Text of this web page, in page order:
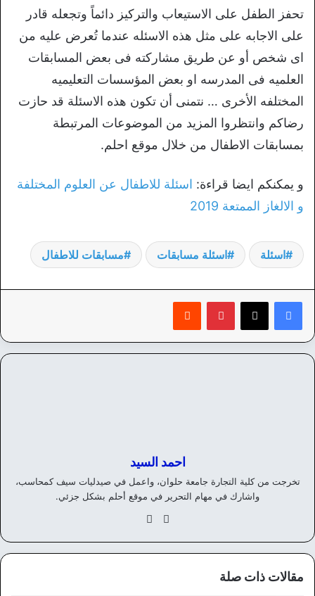
تحفز الطفل على الاستيعاب والتركيز دائماً وتجعله قادر
على الاجابه على مثل هذه الاسئله عندما تُعرض عليه من
اى شخص أو عن طريق مشاركته فى بعض المسابقات
العلميه فى المدرسه او بعض المؤسسات التعليميه
المختلفه الأخرى … نتمنى أن تكون هذه الاسئلة قد حازت
رضاكم وانتظروا المزيد من الموضوعات المرتبطة
بمسابقات الاطفال من خلال موقع احلم.
و يمكنكم ايضا قراءة: اسئلة للاطفال عن العلوم المختلفة
و الالغاز الممتعة 2019
اسئلة اسئلة مسابقات مسابقات للاطفال
بينتيريست
احمد السيد
تخرجت من كلية التجارة جامعة حلوان، واعمل في صيدليات سيف كمحاسب،
واشارك في مهام التحرير في موقع أحلم بشكل جزئي.
موق
الويوك
مقالات ذات صلة